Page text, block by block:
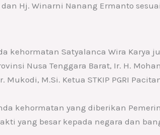
Hj. Winarni Nanang Ermanto
kehormatan Satyalanca Wira Karya
Nusa Tenggara Barat, Ir. H.
M.Si. Ketua STKIP PGRI
kehormatan yang diberikan
yang besar kepada negara dan